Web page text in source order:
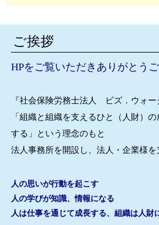
ご挨拶
HPをご覧いただきありがとうご
『社会保険労務士法人 ビズ．ウォー
「組織と組織を支えるひと（人財）
する」という理念のもと
法人事務所を開設し、法人・企業様を
人の思いが行動を起こす
人の学びが知識、情報になる
人は仕事を通じて成長する、組織は人財